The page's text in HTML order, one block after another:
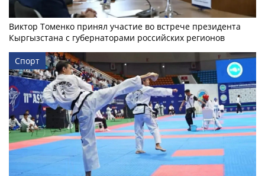
Виктор Томенко принял участие во встрече президента
Кыргызстана с губернаторами российских регионов
Спорт